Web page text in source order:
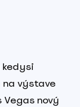
kedysi
na výstave
Vegas nový